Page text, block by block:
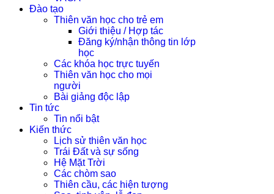
Đào tạo
Thiên văn học cho trẻ em
Giới thiệu / Hợp tác
Đăng ký/nhận thông tin lớp
học
Các khóa học trực tuyến
Thiên văn học cho mọi
người
Bài giảng độc lập
Tin tức
Tin nổi bật
Kiến thức
Lịch sử thiên văn học
Trái Đất và sự sống
Hệ Mặt Trời
Các chòm sao
Thiên cầu, các hiện tượng